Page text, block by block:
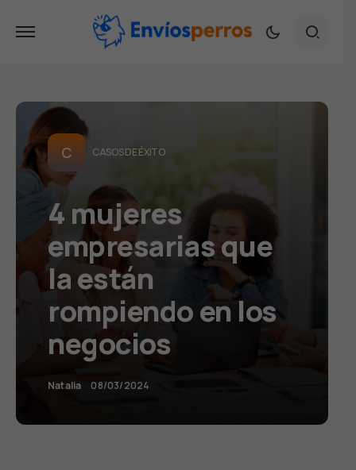
C CASOS DE ÉXITO
4 mujeres
empresarias que
la están
rompiendo en los
negocios
Natalia 08/03/2024